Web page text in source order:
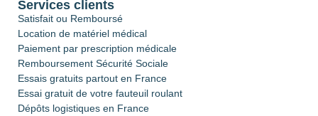
Services clients
Satisfait ou Remboursé
Location de matériel médical
Paiement par prescription médicale
Remboursement Sécurité Sociale
Essais gratuits partout en France
Essai gratuit de votre fauteuil roulant
Dépôts logistiques en France